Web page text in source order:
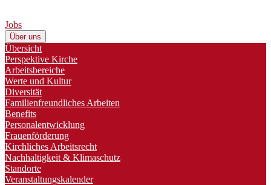
Jobs
Über uns
Übersicht
Perspektive Kirche
Arbeitsbereiche
Werte und Kultur
Diversität
Familienfreundliches Arbeiten
Benefits
Personalentwicklung
Frauenförderung
Kirchliches Arbeitsrecht
Nachhaltigkeit & Klimaschutz
Standorte
Veranstaltungskalender